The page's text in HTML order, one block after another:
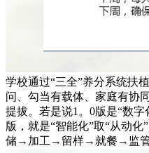
学校通过“三全”养分系统扶
问、勾当有载体、家庭有协
提拔。若是说1。0版是“数
版，就是“智能化”取“从动
储→加工→留样→就餐→监管”